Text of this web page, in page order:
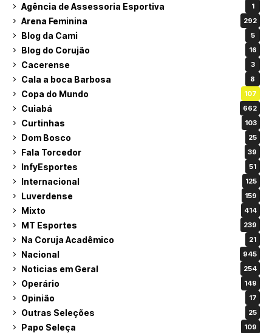
Agência de Assessoria Esportiva 1
Arena Feminina 292
Blog da Cami 5
Blog do Corujão 16
Cacerense 3
Cala a boca Barbosa 8
Copa do Mundo 107
Cuiabá 662
Curtinhas 103
Dom Bosco 25
Fala Torcedor 39
InfyEsportes 51
Internacional 125
Luverdense 159
Mixto 414
MT Esportes 239
Na Coruja Acadêmico 21
Nacional 945
Noticias em Geral 254
Operário 149
Opinião 17
Outras Seleções 25
Papo Seleça 109